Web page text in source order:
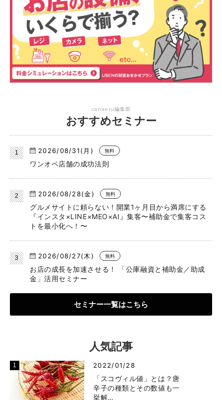
canaeru編集部
おすすめセミナー
2026/08/31(月) 無料
ワンオペ店舗の成功法則
2026/08/28(金) 無料
グルメサイトに頼らない！開業1ヶ月目から満席にする
『インスタ×LINE×MEO×AI』集客〜補助金で集客コス
トを最小化へ！〜
2026/08/27(木) 無料
お店の成長を加速させる！ 「公庫融資と補助金／助成
金」活用セミナー
セミナー一覧はこちら
人気記事
2022/01/28
「スコヴィル値」とは？唐
辛子の種類とその数値も一
挙解…